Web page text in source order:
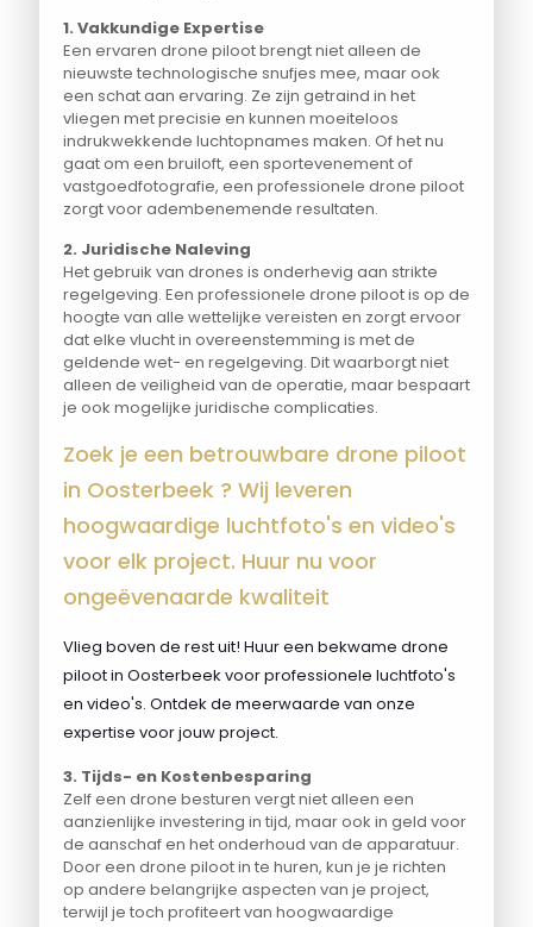
1. Vakkundige Expertise
Een ervaren drone piloot brengt niet alleen de
nieuwste technologische snufjes mee, maar ook
een schat aan ervaring. Ze zijn getraind in het
vliegen met precisie en kunnen moeiteloos
indrukwekkende luchtopnames maken. Of het nu
gaat om een bruiloft, een sportevenement of
vastgoedfotografie, een professionele drone piloot
zorgt voor adembenemende resultaten.
2. Juridische Naleving
Het gebruik van drones is onderhevig aan strikte
regelgeving. Een professionele drone piloot is op de
hoogte van alle wettelijke vereisten en zorgt ervoor
dat elke vlucht in overeenstemming is met de
geldende wet- en regelgeving. Dit waarborgt niet
alleen de veiligheid van de operatie, maar bespaart
je ook mogelijke juridische complicaties.
Zoek je een betrouwbare drone piloot
in Oosterbeek ? Wij leveren
hoogwaardige luchtfoto's en video's
voor elk project. Huur nu voor
ongeëvenaarde kwaliteit
Vlieg boven de rest uit! Huur een bekwame drone
piloot in Oosterbeek voor professionele luchtfoto's
en video's. Ontdek de meerwaarde van onze
expertise voor jouw project.
3. Tijds- en Kostenbesparing
Zelf een drone besturen vergt niet alleen een
aanzienlijke investering in tijd, maar ook in geld voor
de aanschaf en het onderhoud van de apparatuur.
Door een drone piloot in te huren, kun je je richten
op andere belangrijke aspecten van je project,
terwijl je toch profiteert van hoogwaardige